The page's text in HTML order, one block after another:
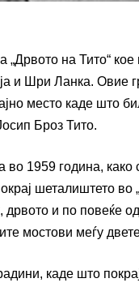
на Тито“
и Шри Ланка. Овие
место каде што
Броз Тито.
во 1959 година,
шеталиштето во
и по повеќе
мостови меѓу
каде што